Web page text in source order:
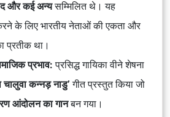
और कई अन्यसम्मिलित थे। यह
के लिए भारतीय नेताओं की एकता और
प्रतीक था।
प्रभाव: प्रसिद्ध गायिका वीने शेषना
चालुवा कन्नड़ नाडु’गीत प्रस्तुत किया जो
आंदोलन का गानबन गया।